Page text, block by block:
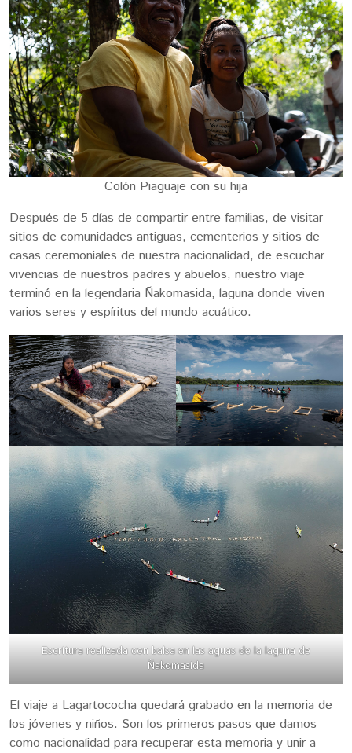
Colón Piaguaje con su hija
Después de 5 días de compartir entre familias, de visitar
sitios de comunidades antiguas, cementerios y sitios de
casas ceremoniales de nuestra nacionalidad, de escuchar
vivencias de nuestros padres y abuelos, nuestro viaje
terminó en la legendaria Ñakomasida, laguna donde viven
varios seres y espíritus del mundo acuático.
Escritura realizada con balsa en las aguas de la laguna de
Ñakomasida
El viaje a Lagartococha quedará grabado en la memoria de
los jóvenes y niños. Son los primeros pasos que damos
como nacionalidad para recuperar esta memoria y unir a